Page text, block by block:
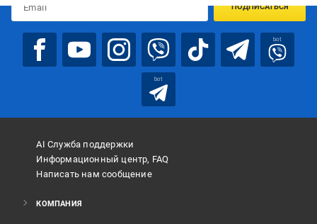
ПОДПИСАТЬСЯ
bot
bot
AI Служба поддержки
Информационный центр, FAQ
Написать нам сообщение
КОМПАНИЯ